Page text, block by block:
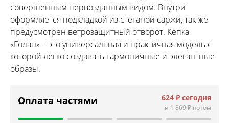
совершенным первозданным видом. Внутри
оформляется подкладкой из стеганой саржи, так же
предусмотрен ветрозащитный отворот. Кепка
«Голан» – это универсальная и практичная модель с
которой легко создавать гармоничные и элегантные
образы.
Оплата частями 624 ₽ сегодня
и 1 869 ₽ потом